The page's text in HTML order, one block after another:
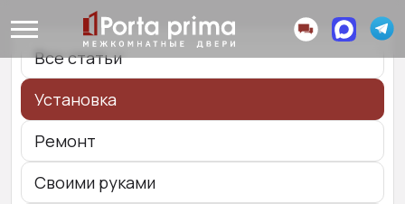
Все статьи
Установка
Ремонт
Своими руками